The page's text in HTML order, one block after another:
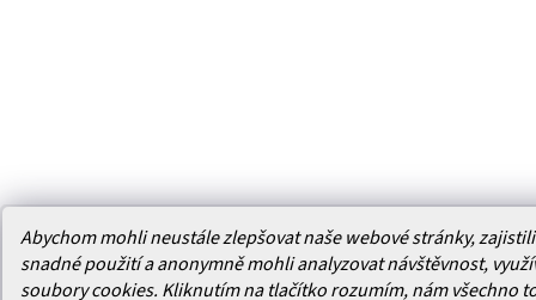
Abychom mohli neustále zlepšovat naše webové stránky,
snadné použití a anonymně mohli analyzovat návštěvnost,
soubory cookies. Kliknutím na tlačítko rozumím, nám všechno